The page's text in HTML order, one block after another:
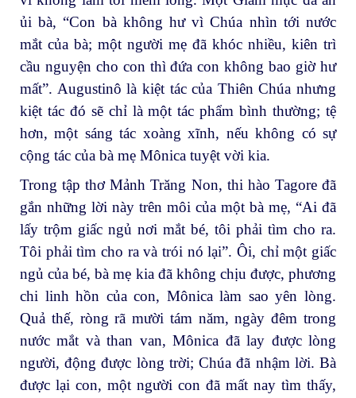
ủi bà, “Con bà không hư vì Chúa nhìn tới nước
mắt của bà; một người mẹ đã khóc nhiều, kiên trì
cầu nguyện cho con thì đứa con không bao giờ hư
mất”. Augustinô là kiệt tác của Thiên Chúa nhưng
kiệt tác đó sẽ chỉ là một tác phẩm bình thường; tệ
hơn, một sáng tác xoàng xĩnh, nếu không có sự
cộng tác của bà mẹ Mônica tuyệt vời kia.
Trong tập thơ Mảnh Trăng Non, thi hào Tagore đã
gắn những lời này trên môi của một bà mẹ, “Ai đã
lấy trộm giấc ngủ nơi mắt bé, tôi phải tìm cho ra.
Tôi phải tìm cho ra và trói nó lại”. Ôi, chỉ một giấc
ngủ của bé, bà mẹ kia đã không chịu được, phương
chi linh hồn của con, Mônica làm sao yên lòng.
Quả thế, ròng rã mười tám năm, ngày đêm trong
nước mắt và than van, Mônica đã lay được lòng
người, động được lòng trời; Chúa đã nhậm lời. Bà
được lại con, một người con đã mất nay tìm thấy,